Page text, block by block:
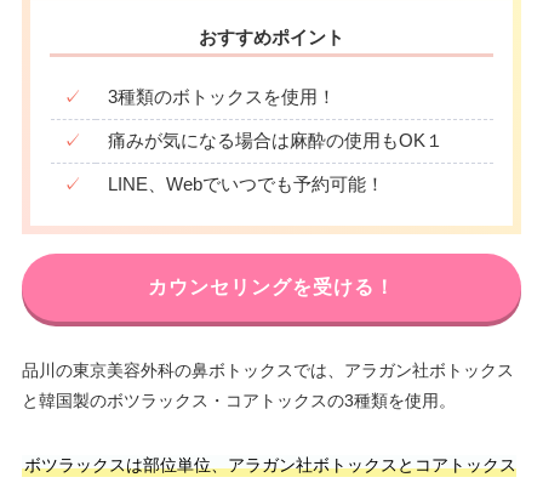
おすすめポイント
✓ 3種類のボトックスを使用！
✓ 痛みが気になる場合は麻酔の使用もOK１
✓ LINE、Webでいつでも予約可能！
カウンセリングを受ける！
品川の東京美容外科の鼻ボトックスでは、アラガン社ボトックス
と韓国製のボツラックス・コアトックスの3種類を使用。
ボツラックスは部位単位、アラガン社ボトックスとコアトックス